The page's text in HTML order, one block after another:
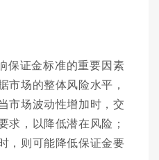
保证金标准的重要因素
市场的整体风险水平，
市场波动性增加时，交
求，以降低潜在风险；
，则可能降低保证金要